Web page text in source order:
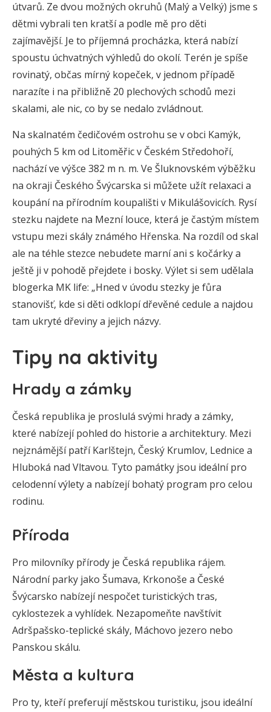
útvarů. Ze dvou možných okruhů (Malý a Velký) jsme s
dětmi vybrali ten kratší a podle mě pro děti
zajímavější. Je to příjemná procházka, která nabízí
spoustu úchvatných výhledů do okolí. Terén je spíše
rovinatý, občas mírný kopeček, v jednom případě
narazíte i na přibližně 20 plechových schodů mezi
skalami, ale nic, co by se nedalo zvládnout.
Na skalnatém čedičovém ostrohu se v obci Kamýk,
pouhých 5 km od Litoměřic v Českém Středohoří,
nachází ve výšce 382 m n. m. Ve Šluknovském výběžku
na okraji Českého Švýcarska si můžete užít relaxaci a
koupání na přírodním koupališti v Mikulášovicích. Rysí
stezku najdete na Mezní louce, která je častým místem
vstupu mezi skály známého Hřenska. Na rozdíl od skal
ale na téhle stezce nebudete marní ani s kočárky a
ještě ji v pohodě přejdete i bosky. Výlet si sem udělala
blogerka MK life: „Hned v úvodu stezky je fůra
stanovišť, kde si děti odklopí dřevěné cedule a najdou
tam ukryté dřeviny a jejich názvy.
Tipy na aktivity
Hrady a zámky
Česká republika je proslulá svými hrady a zámky,
které nabízejí pohled do historie a architektury. Mezi
nejznámější patří Karlštejn, Český Krumlov, Lednice a
Hluboká nad Vltavou. Tyto památky jsou ideální pro
celodenní výlety a nabízejí bohatý program pro celou
rodinu.
Příroda
Pro milovníky přírody je Česká republika rájem.
Národní parky jako Šumava, Krkonoše a České
Švýcarsko nabízejí nespočet turistických tras,
cyklostezek a vyhlídek. Nezapomeňte navštívit
Adršpašsko-teplické skály, Máchovo jezero nebo
Panskou skálu.
Města a kultura
Pro ty, kteří preferují městskou turistiku, jsou ideální